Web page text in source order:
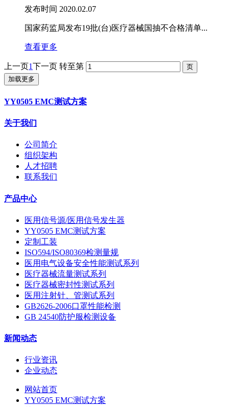
发布时间 2020.02.07
国家药监局发布19批(台)医疗器械国抽不合格清单...
查看更多
上一页1下一页 转至第
加载更多
YY0505 EMC测试方案
关于我们
公司简介
组织架构
人才招聘
联系我们
产品中心
医用信号源/医用信号发生器
YY0505 EMC测试方案
定制工装
ISO594/ISO80369检测量规
医用电气设备安全性能测试系列
医疗器械流量测试系列
医疗器械密封性测试系列
医用注射针、管测试系列
GB2626-2006口罩性能检测
GB 24540防护服检测设备
新闻动态
行业资讯
企业动态
网站首页
YY0505 EMC测试方案